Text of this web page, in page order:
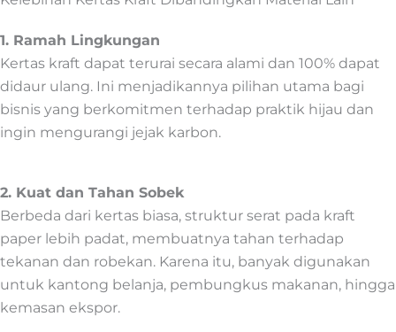
1. Ramah Lingkungan
Kertas kraft dapat terurai secara alami dan 100% dapat
didaur ulang. Ini menjadikannya pilihan utama bagi
bisnis yang berkomitmen terhadap praktik hijau dan
ingin mengurangi jejak karbon.
2. Kuat dan Tahan Sobek
Berbeda dari kertas biasa, struktur serat pada kraft
paper lebih padat, membuatnya tahan terhadap
tekanan dan robekan. Karena itu, banyak digunakan
untuk kantong belanja, pembungkus makanan, hingga
kemasan ekspor.